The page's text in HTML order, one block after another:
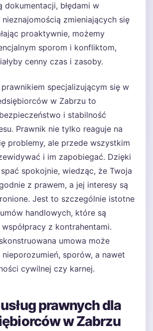
dokumentacji, błędami w
zmieniających się
proaktywnie, możemy
sporom i konfliktom,
cenny czas i zasoby.
prawnikiem specjalizującym się w
w Zabrzu to
i stabilność
Prawnik nie tylko reaguje na
problemy, ale przede wszystkim
i im zapobiegać. Dzięki
spokojnie, wiedząc, że Twoja
z prawem, a jej interesy są
Jest to szczególnie istotne
handlowych, które są
z kontrahentami.
umowa może
sporów, a nawet
cywilnej czy karnej.
prawnych dla
w Zabrzu